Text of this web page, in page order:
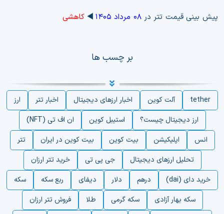
پیش بینی قیمت تتر در۰۸ مرداد ۱۴۰۵ ◀️ کاهشی
بر چسب ها
tether آلت کوین اخبار ارزهای دیجیتال اخبار تتر
ارز
ارز دیجیتال چیست؟
استیبل کوین
ان اف تی (NFT)
انس
اپلیکیشن بیت کوین بیت کوین در ایران
تتر
تحلیل ارزهای دیجیتال
جی پی تی
خرید تتر ارزان
خرید دای (dai)
درهم دلار دیفای ربع سکه
سکه
سکه بهار آزادی
سکه گرمی طلا
فروش تتر ارزان